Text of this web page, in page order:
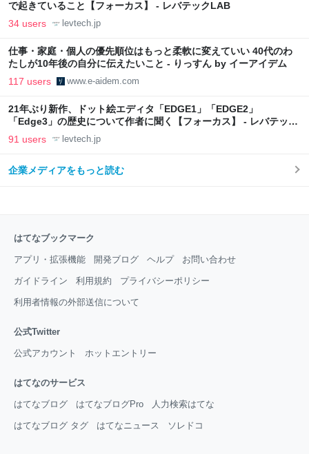
で起きていること【フォーカス】 - レバテックLAB
34 users levtech.jp
仕事・家庭・個人の優先順位はもっと柔軟に変えていい 40代のわ
たしが10年後の自分に伝えたいこと - りっすん by イーアイデム
117 users www.e-aidem.com
21年ぶり新作、ドット絵エディタ「EDGE1」「EDGE2」
「Edge3」の歴史について作者に聞く【フォーカス】 - レバテック
LAB
91 users levtech.jp
企業メディアをもっと読む
はてなブックマーク
アプリ・拡張機能 開発ブログ ヘルプ お問い合わせ
ガイドライン 利用規約 プライバシーポリシー
利用者情報の外部送信について
公式Twitter
公式アカウント ホットエントリー
はてなのサービス
はてなブログ はてなブログPro 人力検索はてな
はてなブログ タグ はてなニュース ソレドコ